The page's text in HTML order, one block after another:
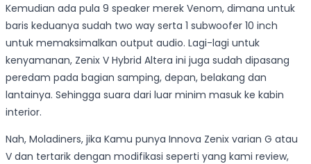
Kemudian ada pula 9 speaker merek Venom, dimana untuk
baris keduanya sudah two way serta 1 subwoofer 10 inch
untuk memaksimalkan output audio. Lagi-lagi untuk
kenyamanan, Zenix V Hybrid Altera ini juga sudah dipasang
peredam pada bagian samping, depan, belakang dan
lantainya. Sehingga suara dari luar minim masuk ke kabin
interior.
Nah, Moladiners, jika Kamu punya Innova Zenix varian G atau
V dan tertarik dengan modifikasi seperti yang kami review,